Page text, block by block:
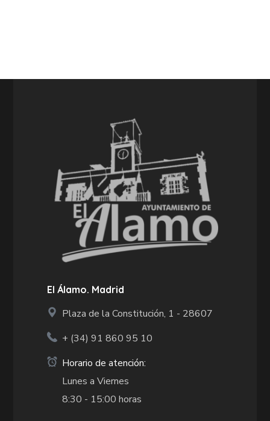
El Álamo. Madrid
Plaza de la Constitución, 1 - 28607
+ (34)91 860 95 10
Horario de atención:
Lunes a Viernes
8:30 - 15:00 horas